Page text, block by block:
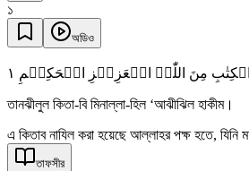
১
অডিও
مِنَ اللّٰہِ الۡعَزِیۡزِ الۡحَکِیۡمِ ١
তানঝীলুল কিতা-বি মিনাল্লা-হিল ‘আঝীঝিল হাকীম।
এ কিতাব নাযিল করা হয়েছে আল্লাহর পক্ষ হতে, যিনি
তাফসীর